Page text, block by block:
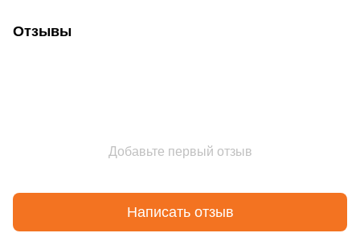
Отзывы
Добавьте первый отзыв
Написать отзыв